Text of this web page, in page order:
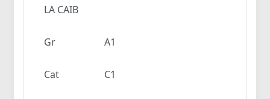
LA CAIB
Gr A1
Cat C1